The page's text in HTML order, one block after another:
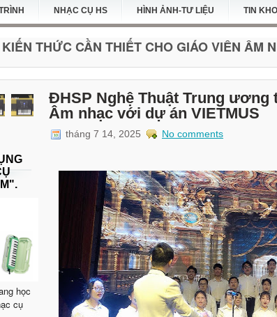
NHẠC CỤ HS HÌNH ẢNH-TƯ LIỆU TIN
THỨC CẦN THIẾT CHO GIÁO VIÊN ÂM
học
cụ
ĐHSP Nghệ Thuật Trung ương
Âm nhạc với dự án VIETMUS
tháng 7 14, 2025 No comments